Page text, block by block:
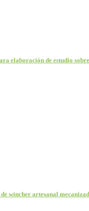
elaboración de estudio
wincher artesanal